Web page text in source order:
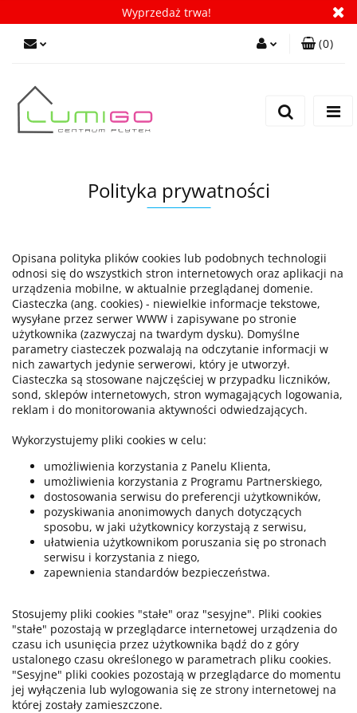
Wyprzedaż trwa!
(0)
Polityka prywatności
Opisana polityka plików cookies lub podobnych technologii
odnosi się do wszystkich stron internetowych oraz aplikacji na
urządzenia mobilne, w aktualnie przeglądanej domenie.
Ciasteczka (ang. cookies) - niewielkie informacje tekstowe,
wysyłane przez serwer WWW i zapisywane po stronie
użytkownika (zazwyczaj na twardym dysku). Domyślne
parametry ciasteczek pozwalają na odczytanie informacji w
nich zawartych jedynie serwerowi, który je utworzył.
Ciasteczka są stosowane najczęściej w przypadku liczników,
sond, sklepów internetowych, stron wymagających logowania,
reklam i do monitorowania aktywności odwiedzających.
Wykorzystujemy pliki cookies w celu:
umożliwienia korzystania z Panelu Klienta,
umożliwienia korzystania z Programu Partnerskiego,
dostosowania serwisu do preferencji użytkowników,
pozyskiwania anonimowych danych dotyczących
sposobu, w jaki użytkownicy korzystają z serwisu,
ułatwienia użytkownikom poruszania się po stronach
serwisu i korzystania z niego,
zapewnienia standardów bezpieczeństwa.
Stosujemy pliki cookies "stałe" oraz "sesyjne". Pliki cookies
"stałe" pozostają w przeglądarce internetowej urządzenia do
czasu ich usunięcia przez użytkownika bądź do z góry
ustalonego czasu określonego w parametrach pliku cookies.
"Sesyjne" pliki cookies pozostają w przeglądarce do momentu
jej wyłączenia lub wylogowania się ze strony internetowej na
której zostały zamieszczone.